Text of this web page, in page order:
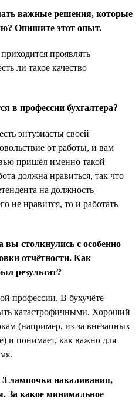
важные решения, которые
Опишите этот опыт.
проявлять
ли такое качество
в профессии бухгалтера?
энтузиасты своей
от работы, и вам
пришёл именно такой
должна нравиться, так что
на должность
не нравится, то и работать
столкнулись с особенно
отчётности. Как
результат?
профессии. В бухучёте
катастрофичными. Хороший
(например, из-за внезапных
и понимает, как важно для
лампочки накаливания,
За какое минимальное